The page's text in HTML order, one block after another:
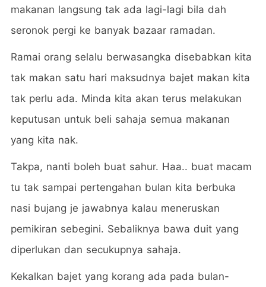
makanan langsung tak ada lagi-lagi bila dah
seronok pergi ke banyak bazaar ramadan.
Ramai orang selalu berwasangka disebabkan kita
tak makan satu hari maksudnya bajet makan kita
tak perlu ada. Minda kita akan terus melakukan
keputusan untuk beli sahaja semua makanan
yang kita nak.
Takpa, nanti boleh buat sahur. Haa.. buat macam
tu tak sampai pertengahan bulan kita berbuka
nasi bujang je jawabnya kalau meneruskan
pemikiran sebegini. Sebaliknya bawa duit yang
diperlukan dan secukupnya sahaja.
Kekalkan bajet yang korang ada pada bulan-